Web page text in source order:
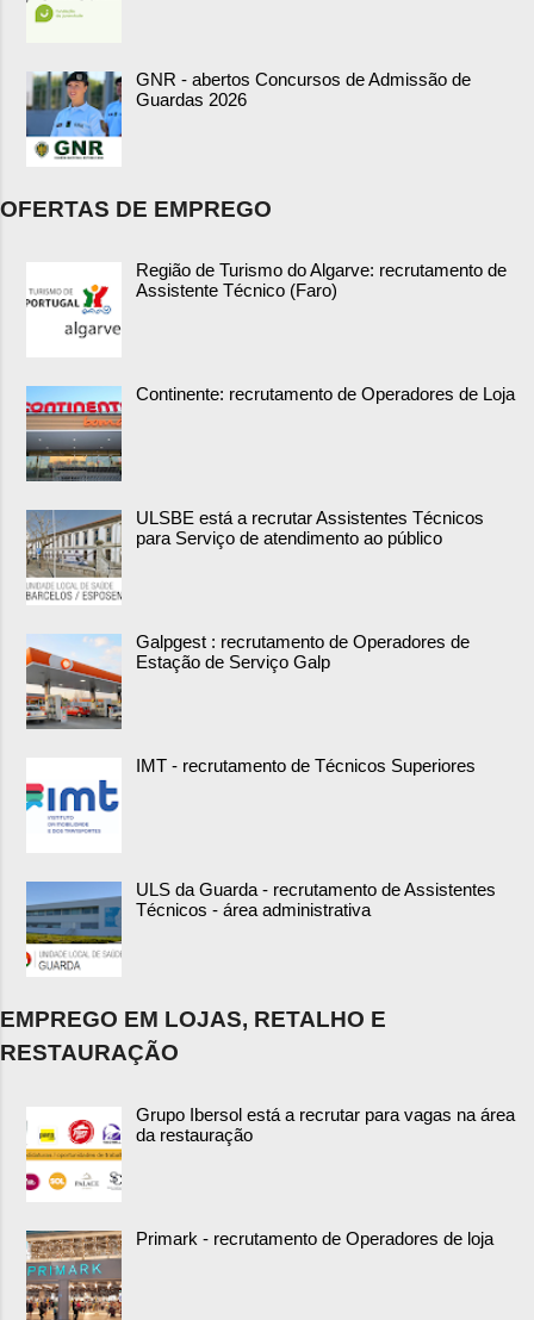
GNR - abertos Concursos de Admissão de
Guardas 2026
OFERTAS DE EMPREGO
Região de Turismo do Algarve: recrutamento de
Assistente Técnico (Faro)
Continente: recrutamento de Operadores de Loja
ULSBE está a recrutar Assistentes Técnicos
para Serviço de atendimento ao público
Galpgest : recrutamento de Operadores de
Estação de Serviço Galp
IMT - recrutamento de Técnicos Superiores
ULS da Guarda - recrutamento de Assistentes
Técnicos - área administrativa
EMPREGO EM LOJAS, RETALHO E
RESTAURAÇÃO
Grupo Ibersol está a recrutar para vagas na área
da restauração
Primark - recrutamento de Operadores de loja